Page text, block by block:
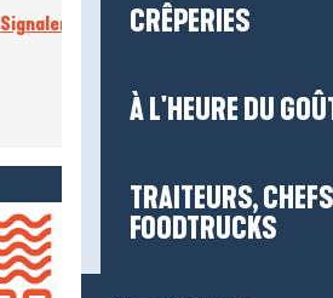
CRÊPERIES
À L'HEURE DU
TRAITEURS,
FOODTRUCKS
Signaler une erreur